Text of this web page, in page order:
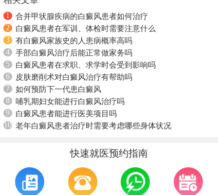
1
合并甲状腺疾病的白癜风患者如何治疗
2
白癜风患者在军训、体检时需要注意什么
3
有白癜风家族史的人患病概率高吗
4
手部白癜风治疗后能正常做家务吗
5
白癜风患者在求职、求学时会受到影响吗
6
皮肤磨削术对白癜风治疗有帮助吗
7
如何预防下一代患白癜风
8
哺乳期妇女能进行白癜风治疗吗
9
白癜风患者能进行医美项目吗
10 老年白癜风患者治疗时需要考虑哪些身体状况
快速就医预约指南